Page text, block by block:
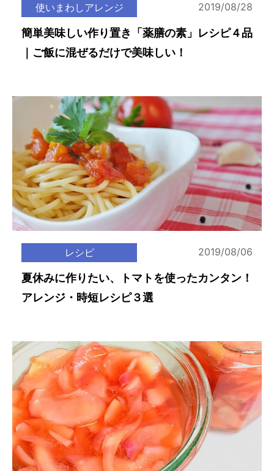
使いまわしアレンジ 2019/08/28
簡単美味しい作り置き「薬膳の素」レシピ４品
｜ご飯に混ぜるだけで美味しい！
レシピ 2019/08/06
夏休みに作りたい、トマトを使ったカンタン！
アレンジ・時短レシピ３選